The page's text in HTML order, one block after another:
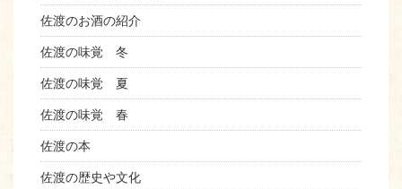
佐渡のお酒の紹介
佐渡の味覚 冬
佐渡の味覚 夏
佐渡の味覚 春
佐渡の本
佐渡の歴史や文化